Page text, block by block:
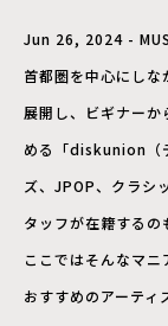
Jun 26, 2024 -
首都圏を中心にし
展開し、ビギナー
める「diskunion（
ズ、JPOP、クラシ
タッフが在籍するの
ここではそんなマニ
おすすめのアーティ